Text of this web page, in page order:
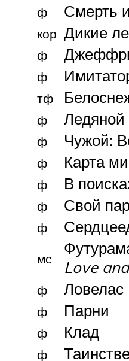
ф Смерть
кор Дикие
ф
ф
тф
ф Ледяной
ф Чужой:
ф Карта
ф В
ф Свой
ф
мс
Love
ф Ловелас
ф Парни
ф Клад
ф